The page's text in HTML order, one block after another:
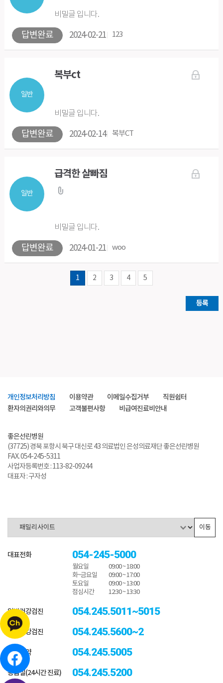
답변완료
비밀글 입니다.
2024-02-21 123
일반
복부ct
답변완료
비밀글 입니다.
2024-02-14 복부CT
일반
급격한 살빠짐
답변완료
비밀글 입니다.
2024-01-21 woo
1 2 3 4 5
등록
개인정보처리방침 이용약관 이메일수집거부
직원쉼터
환자의권리와의무
고객불편사항 비급여진료비안내
좋은선린병원
(37725) 경북 포항시 북구 대신로 43 의료법인 은성의료재단 좋은선린병원
FAX. 054-245-5311
사업자등록번호 : 113-82-09244
대표자 : 구자성
이동
대표전화 054-245-5000
월요일
09:00 ~ 18:00
화~금요일
09:00 ~ 17:00
토요일
09:00 ~ 13:00
점심시간
12:30 ~ 13:30
일반건강검진 054.245.5011~5015
종합건강검진 054.245.5600~2
진료예약 054.245.5005
응급실(24시간 진료) 054.245.5200